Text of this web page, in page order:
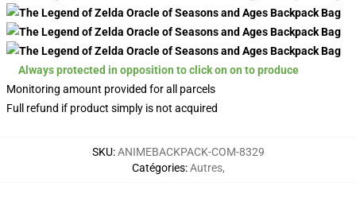
Always protected in opposition to click on on to produce
Monitoring amount provided for all parcels
Full refund if product simply is not acquired
SKU:ANIMEBACKPACK-COM-8329
Catégories:Autres,